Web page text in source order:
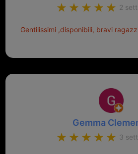
2
Gentilissimi ,disponibili, bravi
Gemma
3